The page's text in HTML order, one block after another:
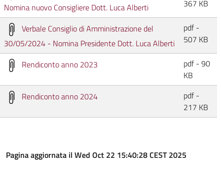
Nomina nuovo Consigliere Dott. Luca Alberti 367 KB
Verbale Consiglio di Amministrazione del
30/05/2024 - Nomina Presidente Dott. Luca Alberti
pdf -
507 KB
Rendiconto anno 2023
pdf - 90
KB
Rendiconto anno 2024
pdf -
217 KB
Pagina aggiornata il Wed Oct 22 15:40:28 CEST 2025